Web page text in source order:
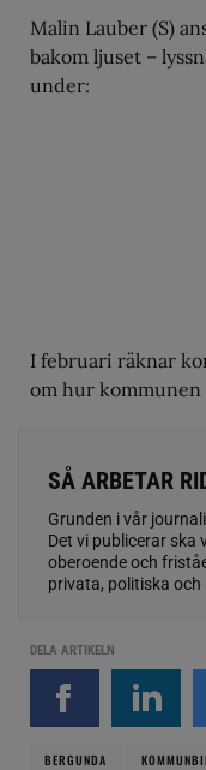
Malin Lauber (S)
bakom ljuset –
under:
I februari räknar
om hur kommunen
SÅ ARBETAR
Grunden i vår
Det vi publicerar ska
oberoende och
privata, politiska och
DELA ARTIKELN
BERGUNDA